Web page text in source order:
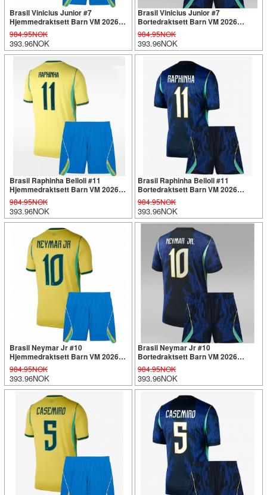
Brasil Vinicius Junior #7
Hjemmedraktsett Barn VM 2026
Kortermet (+ Korte bukser)
984.95NOK
393.96NOK
Brasil Vinicius Junior #7
Bortedraktsett Barn VM 2026
Kortermet (+ Korte bukser)
984.95NOK
393.96NOK
Brasil Raphinha Belloli #11
Hjemmedraktsett Barn VM 2026
Kortermet (+ Korte bukser)
984.95NOK
393.96NOK
Brasil Raphinha Belloli #11
Bortedraktsett Barn VM 2026
Kortermet (+ Korte bukser)
984.95NOK
393.96NOK
Brasil Neymar Jr #10
Hjemmedraktsett Barn VM 2026
Kortermet (+ Korte bukser)
984.95NOK
393.96NOK
Brasil Neymar Jr #10
Bortedraktsett Barn VM 2026
Kortermet (+ Korte bukser)
984.95NOK
393.96NOK